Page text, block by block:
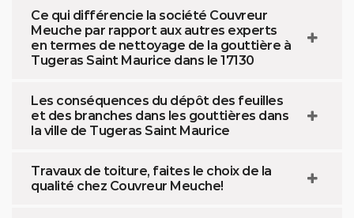
Ce qui différencie la société Couvreur
Meuche par rapport aux autres experts
en termes de nettoyage de la gouttière à
Tugeras Saint Maurice dans le 17130
Les conséquences du dépôt des feuilles
et des branches dans les gouttières dans
la ville de Tugeras Saint Maurice
Travaux de toiture, faites le choix de la
qualité chez Couvreur Meuche!